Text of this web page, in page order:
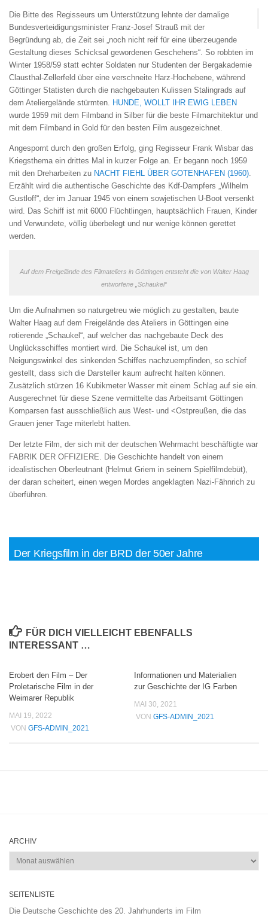
Die Bitte des Regisseurs um Unterstützung lehnte der damalige
Bundesverteidigungsminister Franz-Josef Strauß mit der
Begründung ab, die Zeit sei „noch nicht reif für eine überzeugende
Gestaltung dieses Schicksal gewordenen Geschehens“. So robbten im
Winter 1958/59 statt echter Soldaten nur Studenten der Bergakademie
Clausthal-Zellerfeld über eine verschneite Harz-Hochebene, während
Göttinger Statisten durch die nachgebauten Kulissen Stalingrads auf
dem Ateliergelände stürmten. HUNDE, WOLLT IHR EWIG LEBEN
wurde 1959 mit dem Filmband in Silber für die beste Filmarchitektur und
mit dem Filmband in Gold für den besten Film ausgezeichnet.
Angespornt durch den großen Erfolg, ging Regisseur Frank Wisbar das
Kriegsthema ein drittes Mal in kurzer Folge an. Er begann noch 1959
mit den Dreharbeiten zu NACHT FIEHL ÜBER GOTENHAFEN (1960).
Erzählt wird die authentische Geschichte des Kdf-Dampfers „Wilhelm
Gustloff“, der im Januar 1945 von einem sowjetischen U-Boot versenkt
wird. Das Schiff ist mit 6000 Flüchtlingen, hauptsächlich Frauen, Kinder
und Verwundete, völlig überbelegt und nur wenige können gerettet
werden.
Auf dem Freigelände des Filmateliers in Göttingen entsteht die von Walter Haag
entworfene „Schaukel“
Um die Aufnahmen so naturgetreu wie möglich zu gestalten, baute
Walter Haag auf dem Freigelände des Ateliers in Göttingen eine
rotierende „Schaukel“, auf welcher das nachgebaute Deck des
Unglücksschiffes montiert wird. Die Schaukel ist, um den
Neigungswinkel des sinkenden Schiffes nachzuempfinden, so schief
gestellt, dass sich die Darsteller kaum aufrecht halten können.
Zusätzlich stürzen 16 Kubikmeter Wasser mit einem Schlag auf sie ein.
Ausgerechnet für diese Szene vermittelte das Arbeitsamt Göttingen
Komparsen fast ausschließlich aus West- und <Ostpreußen, die das
Grauen jener Tage miterlebt hatten.
Der letzte Film, der sich mit der deutschen Wehrmacht beschäftigte war
FABRIK DER OFFIZIERE. Die Geschichte handelt von einem
idealistischen Oberleutnant (Helmut Griem in seinem Spielfilmdebüt),
der daran scheitert, einen wegen Mordes angeklagten Nazi-Fähnrich zu
überführen.
Der Kriegsfilm in der BRD der 50er Jahre
FÜR DICH VIELLEICHT EBENFALLS
INTERESSANT …
Erobert den Film – Der
Proletarische Film in der
Weimarer Republik
MAI 19, 2022
VON GFS-ADMIN_2021
Informationen und Materialien
zur Geschichte der IG Farben
MAI 30, 2021
VON GFS-ADMIN_2021
ARCHIV
Archiv
SEITENLISTE
Die Deutsche Geschichte des 20. Jahrhunderts im Film